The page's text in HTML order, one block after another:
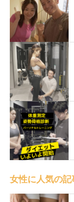
女性に人気の記